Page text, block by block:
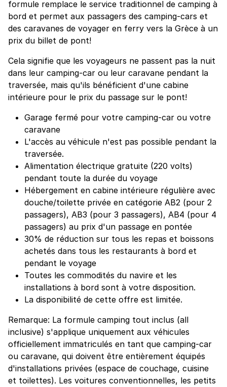
formule remplace le service traditionnel de camping à
bord et permet aux passagers des camping-cars et
des caravanes de voyager en ferry vers la Grèce à un
prix du billet de pont!
Cela signifie que les voyageurs ne passent pas la nuit
dans leur camping-car ou leur caravane pendant la
traversée, mais qu'ils bénéficient d'une cabine
intérieure pour le prix du passage sur le pont!
Garage fermé pour votre camping-car ou votre
caravane
L'accès au véhicule n'est pas possible pendant la
traversée.
Alimentation électrique gratuite (220 volts)
pendant toute la durée du voyage
Hébergement en cabine intérieure régulière avec
douche/toilette privée en catégorie AB2 (pour 2
passagers), AB3 (pour 3 passagers), AB4 (pour 4
passagers) au prix d'un passage en pontée
30% de réduction sur tous les repas et boissons
achetés dans tous les restaurants à bord et
pendant le voyage
Toutes les commodités du navire et les
installations à bord sont à votre disposition.
La disponibilité de cette offre est limitée.
Remarque: La formule camping tout inclus (all
inclusive) s'applique uniquement aux véhicules
officiellement immatriculés en tant que camping-car
ou caravane, qui doivent être entièrement équipés
d'installations privées (espace de couchage, cuisine
et toilettes). Les voitures conventionnelles, les petits